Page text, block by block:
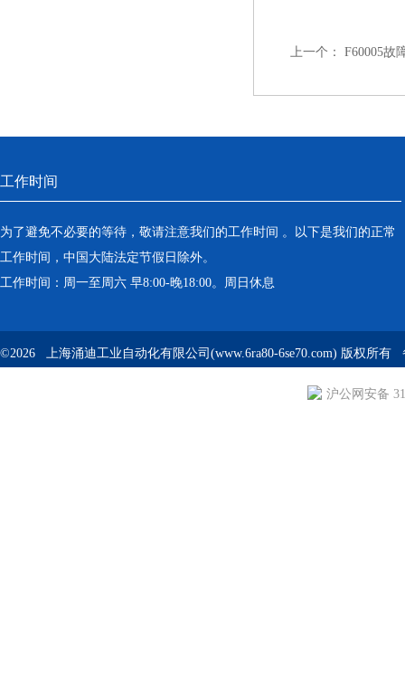
上一个： F60005故
工作时间
为了避免不必要的等待，敬请注意我们的工作时间 。以下是我们的正常
工作时间，中国大陆法定节假日除外。
工作时间：周一至周六 早8:00-晚18:00。周日休息
©2026 上海涌迪工业自动化有限公司(www.6ra80-6se70.com) 版权所有
沪公网安备